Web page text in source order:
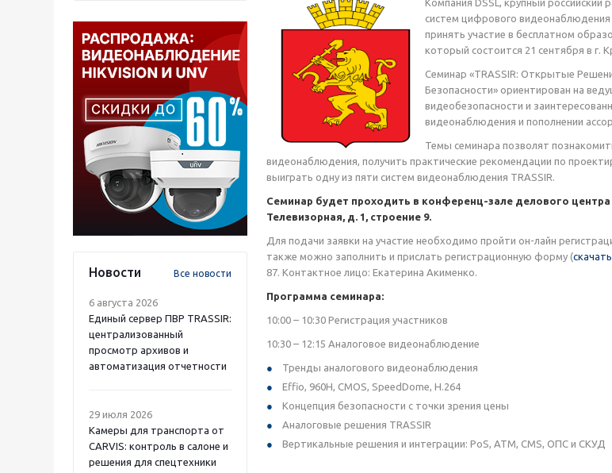
Новости Все новости
6 августа 2026
Единый сервер ПВР TRASSIR:
централизованный
просмотр архивов и
автоматизация отчетности
29 июля 2026
Камеры для транспорта от
CARVIS: контроль в салоне и
решения для спецтехники
систем цифрового видеонаблюдения
принять участие в бесплатном
который состоится 21 сентября в г.
Семинар «TRASSIR: Открытые
Безопасности» ориентирован на
видеобезопасности и
видеонаблюдения и пополнении
Темы семинара позволят
видеонаблюдения, получить практические рекомендации по
выиграть одну из пяти систем видеонаблюдения TRASSIR.
Семинар будет проходить в конференц-зале делового центра
Телевизорная, д. 1, строение 9.
Для подачи заявки на участие необходимо пройти он-лайн
также можно заполнить и прислать регистрационную форму (скачать
87. Контактное лицо: Екатерина Акименко.
Программа семинара:
10:00 – 10:30 Регистрация участников
10:30 – 12:15 Аналоговое видеонаблюдение
Тренды аналогового видеонаблюдения
Effio, 960H, CMOS, SpeedDome, H.264
Концепция безопасности с точки зрения цены
Аналоговые решения TRASSIR
Вертикальные решения и интеграции: PoS, ATM, CMS, ОПС и СКУД